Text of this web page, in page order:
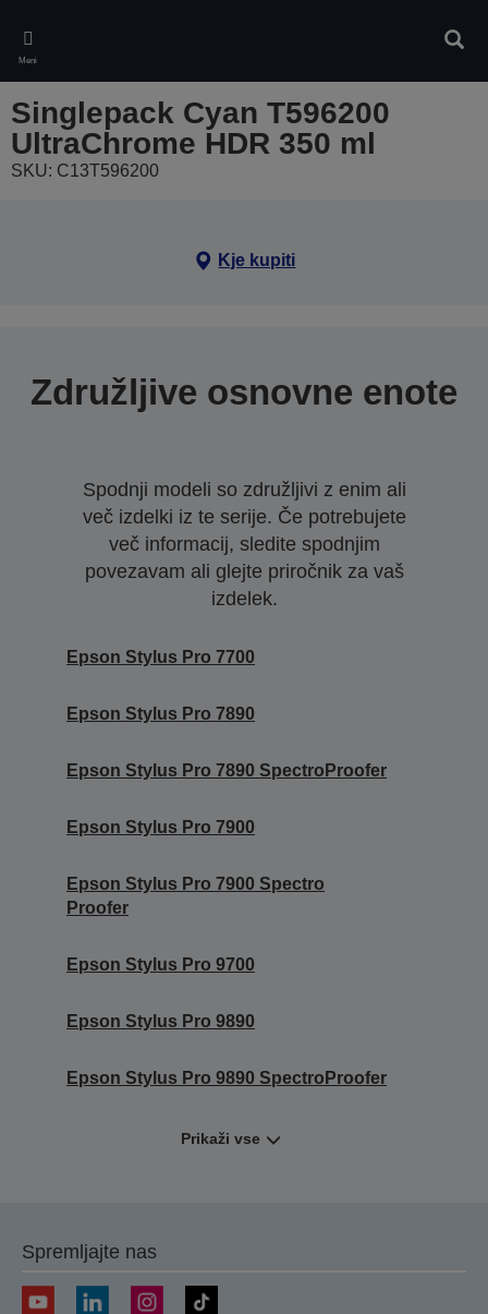
main
content
Meni
Singlepack Cyan T596200
UltraChrome HDR 350 ml
SKU: C13T596200
Kje kupiti
Združljive osnovne enote
Spodnji modeli so združljivi z enim ali
več izdelki iz te serije. Če potrebujete
več informacij, sledite spodnjim
povezavam ali glejte priročnik za vaš
izdelek.
Epson Stylus Pro 7700
Epson Stylus Pro 7890
Epson Stylus Pro 7890 SpectroProofer
Epson Stylus Pro 7900
Epson Stylus Pro 7900 Spectro
Proofer
Epson Stylus Pro 9700
Epson Stylus Pro 9890
Epson Stylus Pro 9890 SpectroProofer
Prikaži vse
Spremljajte nas